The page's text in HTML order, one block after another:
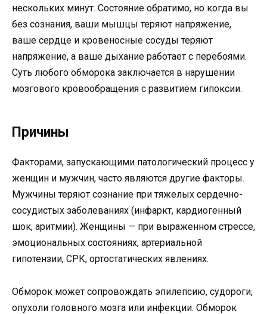
нескольких минут. Состояние обратимо, но когда вы
без сознания, ваши мышцы теряют напряжение,
ваше сердце и кровеносные сосуды теряют
напряжение, а ваше дыхание работает с перебоями.
Суть любого обморока заключается в нарушении
мозгового кровообращения с развитием гипоксии.
Причины
Факторами, запускающими патологический процесс у
женщин и мужчин, часто являются другие факторы.
Мужчины теряют сознание при тяжелых сердечно-
сосудистых заболеваниях (инфаркт, кардиогенный
шок, аритмии). Женщины — при выраженном стрессе,
эмоциональных состояниях, артериальной
гипотензии, СРК, ортостатических явлениях.
Обморок может сопровождать эпилепсию, судороги,
опухоли головного мозга или инфекции. Обморок